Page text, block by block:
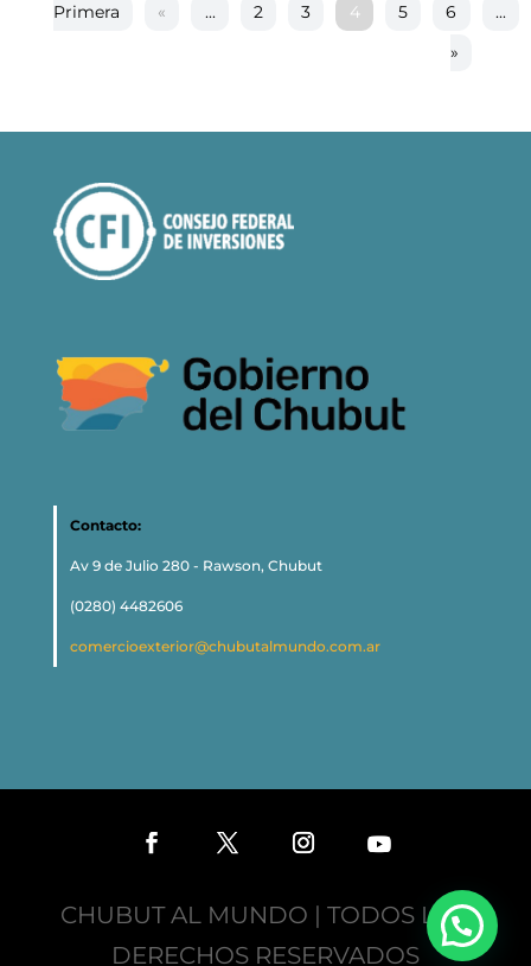
Primera
« ... 2 3 4 5 6
...
»
Contacto:
Av 9 de Julio 280 - Rawson, Chubut
(0280) 4482606
comercioexterior@chubutalmundo.com.ar
CHUBUT AL MUNDO | TODOS LOS
DERECHOS RESERVADOS